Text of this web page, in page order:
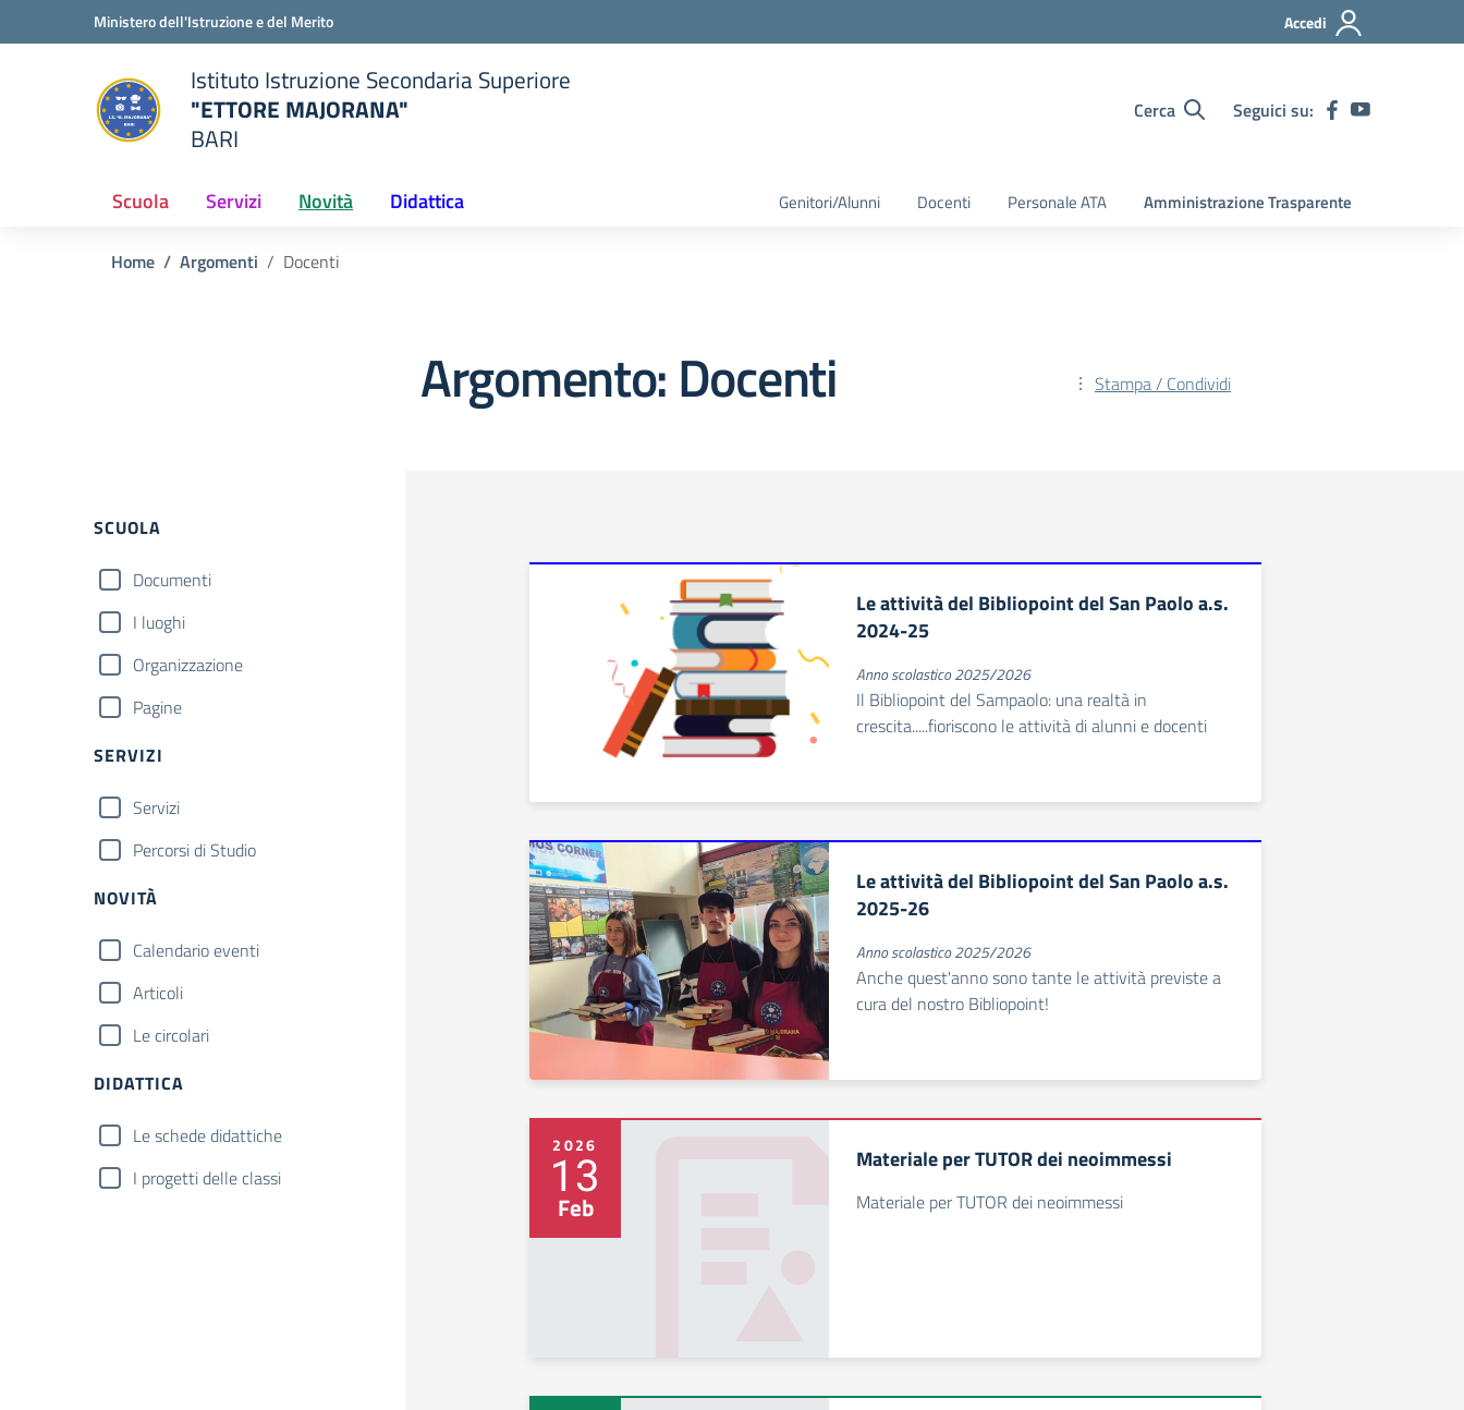
Vai ai contenuti
Vai al menu di navigazioneMinistero dell'Istruzione e del Merito Accedi
scuola
Istituto Istruzione Secondaria Superiore
"ETTORE MAJORANA"
BARI
Cerca Seguici su:
Scuola Servizi Novità Didattica Genitori/Alunni Docenti Personale ATA Amministrazione Trasparente
Home Argomenti Docenti
Argomento: Docenti Stampa / Condividi
Filtri
SCUOLA
Documenti
I luoghi
Organizzazione
Pagine
SERVIZI
Servizi
Percorsi di Studio
NOVITÀ
Calendario eventi
Articoli
Le circolari
DIDATTICA
Le schede didattiche
I progetti delle classi
Le attività del Bibliopoint del San Paolo a.s.
2024-25
Anno scolastico 2025/2026
Il Bibliopoint del Sampaolo: una realtà in
crescita.....fioriscono le attività di alunni e docenti
Le attività del Bibliopoint del San Paolo a.s.
2025-26
Anno scolastico 2025/2026
Anche quest'anno sono tante le attività previste a
cura del nostro Bibliopoint!
2026
13
Feb
Materiale per TUTOR dei neoimmessi
Materiale per TUTOR dei neoimmessi